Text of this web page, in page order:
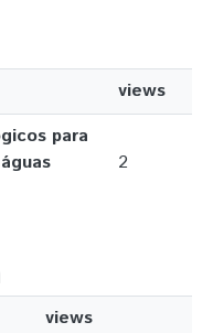
views
para
2
views